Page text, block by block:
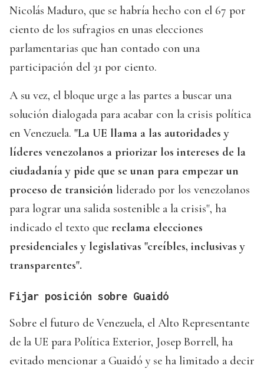
Nicolás Maduro, que se habría hecho con el 67 por
ciento de los sufragios en unas elecciones
parlamentarias que han contado con una
participación del 31 por ciento.
A su vez, el bloque urge a las partes a buscar una
solución dialogada para acabar con la crisis política
en Venezuela. "La UE llama a las autoridades y
líderes venezolanos a priorizar los intereses de la
ciudadanía y pide que se unan para empezar un
proceso de transición liderado por los venezolanos
para lograr una salida sostenible a la crisis", ha
indicado el texto que reclama elecciones
presidenciales y legislativas "creíbles, inclusivas y
transparentes".
Fijar posición sobre Guaidó
Sobre el futuro de Venezuela, el Alto Representante
de la UE para Política Exterior, Josep Borrell, ha
evitado mencionar a Guaidó y se ha limitado a decir